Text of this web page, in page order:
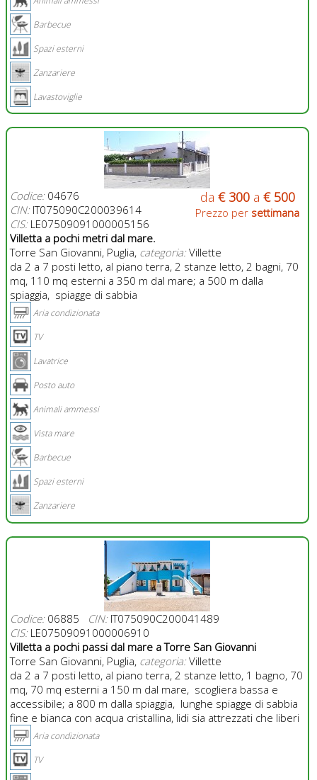
Barbecue
Spazi esterni
Zanzariere
Lavastoviglie
da € 300a € 500
Prezzo per settimana
Codice:04676
CIN:IT075090C200039614
CIS:LE07509091000005156
Villetta a pochi metri dal mare.
Torre San Giovanni, Puglia, categoria:Villette
da 2 a 7 posti letto, al piano terra, 2 stanze letto, 2 bagni, 70
mq, 110 mq esterni a 350 m dal mare; a 500 m dalla
spiaggia, spiagge di sabbia
Aria condizionata
TV
Lavatrice
Posto auto
Animali ammessi
Vista mare
Barbecue
Spazi esterni
Zanzariere
Codice:06885 CIN:IT075090C200041489
CIS:LE07509091000006910
Villetta a pochi passi dal mare a Torre San Giovanni
Torre San Giovanni, Puglia, categoria:Villette
da 2 a 7 posti letto, al piano terra, 2 stanze letto, 1 bagno, 70
mq, 70 mq esterni a 150 m dal mare, scogliera bassa e
accessibile; a 800 m dalla spiaggia, lunghe spiagge di sabbia
fine e bianca con acqua cristallina, lidi sia attrezzati che liberi
Aria condizionata
TV